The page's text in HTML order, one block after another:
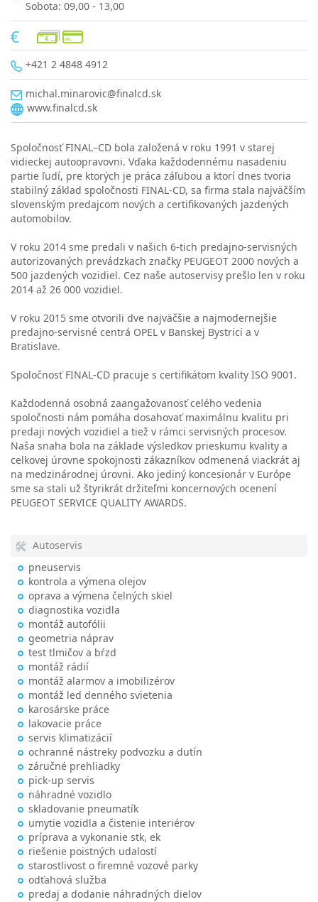
Sobota: 09,00 - 13,00
+421 2 4848 4912
michal.minarovic@finalcd.sk
www.finalcd.sk
Spoločnosť FINAL–CD bola založená v roku 1991 v starej
vidieckej autoopravovni. Vďaka každodennému nasadeniu
partie ľudí, pre ktorých je práca záľubou a ktorí dnes tvoria
stabilný základ spoločnosti FINAL-CD, sa firma stala najväčším
slovenským predajcom nových a certifikovaných jazdených
automobilov.
V roku 2014 sme predali v našich 6-tich predajno-servisných
autorizovaných prevádzkach značky PEUGEOT 2000 nových a
500 jazdených vozidiel. Cez naše autoservisy prešlo len v roku
2014 až 26 000 vozidiel.
V roku 2015 sme otvorili dve najväčšie a najmodernejšie
predajno-servisné centrá OPEL v Banskej Bystrici a v
Bratislave.
Spoločnosť FINAL-CD pracuje s certifikátom kvality ISO 9001.
Každodenná osobná zaangažovanosť celého vedenia
spoločnosti nám pomáha dosahovať maximálnu kvalitu pri
predaji nových vozidiel a tiež v rámci servisných procesov.
Naša snaha bola na základe výsledkov prieskumu kvality a
celkovej úrovne spokojnosti zákazníkov odmenená viackrát aj
na medzinárodnej úrovni. Ako jediný koncesionár v Európe
sme sa stali už štyrikrát držiteľmi koncernových ocenení
PEUGEOT SERVICE QUALITY AWARDS.
Autoservis
pneuservis
kontrola a výmena olejov
oprava a výmena čelných skiel
diagnostika vozidla
montáž autofólii
geometria náprav
test tlmičov a bŕzd
montáž rádií
montáž alarmov a imobilizérov
montáž led denného svietenia
karosárske práce
lakovacie práce
servis klimatizácií
ochranné nástreky podvozku a dutín
záručné prehliadky
pick-up servis
náhradné vozidlo
skladovanie pneumatík
umytie vozidla a čistenie interiérov
príprava a vykonanie stk, ek
riešenie poistných udalostí
starostlivost o firemné vozové parky
odťahová služba
predaj a dodanie náhradných dielov